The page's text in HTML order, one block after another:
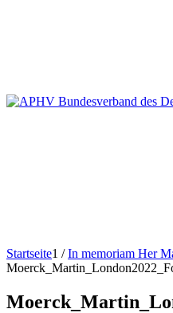
Startseite1 / In memoriam Her